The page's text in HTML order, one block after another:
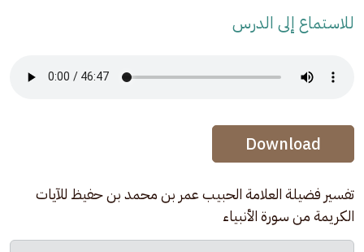
للاستماع إلى الدرس
Audio Stream
Audio Stream
Download
تفسير فضيلة العلامة الحبيب عمر بن محمد بن حفيظ للآيات
الكريمة من سورة الأنبياء